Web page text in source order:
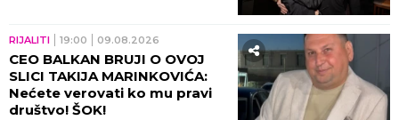
RIJALITI 19:00 09.08.2026
CEO BALKAN BRUJI O OVOJ
SLICI TAKIJA MARINKOVIĆA:
Nećete verovati ko mu pravi
društvo! ŠOK!